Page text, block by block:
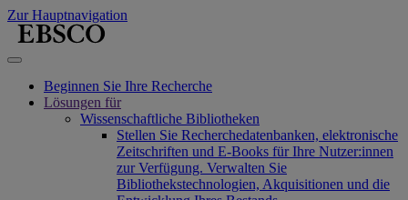
Zur Hauptnavigation
Beginnen Sie Ihre Recherche
Lösungen für
Wissenschaftliche Bibliotheken
Stellen Sie Recherchedatenbanken, elektronische
Zeitschriften und E-Books für Ihre Nutzer:innen
zur Verfügung. Verwalten Sie
Bibliothekstechnologien, Akquisitionen und die